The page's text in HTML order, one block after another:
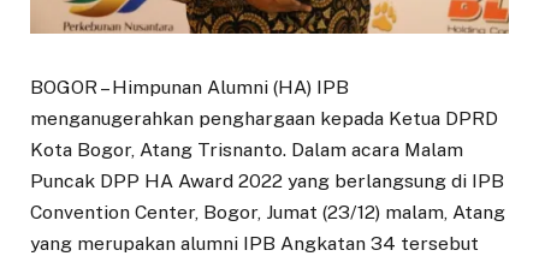
BOGOR – Himpunan Alumni (HA) IPB
menganugerahkan penghargaan kepada Ketua DPRD
Kota Bogor, Atang Trisnanto. Dalam acara Malam
Puncak DPP HA Award 2022 yang berlangsung di IPB
Convention Center, Bogor, Jumat (23/12) malam, Atang
yang merupakan alumni IPB Angkatan 34 tersebut